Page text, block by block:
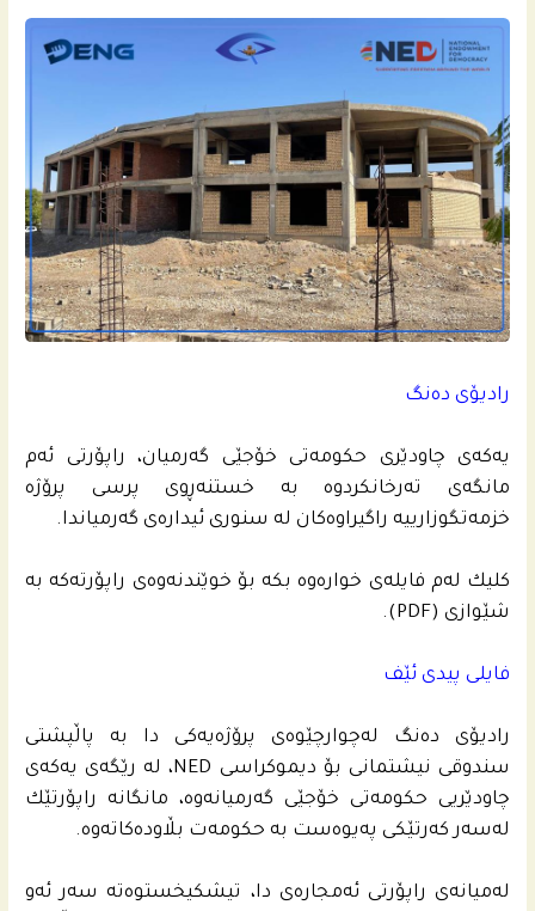
رادیۆی ده‌نگ
یه‌كه‌ى چاودێری حكومه‌تى خۆجێی گه‌رمیان، راپۆرتى ئه‌م
مانگه‌ى ته‌رخانكردوه‌ به‌ خستنه‌ڕوى پرسی پرۆژه‌
خزمه‌تگوزارییه‌ راگیراوه‌كان له‌ سنورى ئیداره‌ى گه‌رمیاندا.
كلیك لەم فایلەی خواره‌وه‌ بكه‌ بۆ خوێندنه‌وه‌ى راپۆرته‌کە به‌
شێوازى (PDF).
فایلی پیدی ئێف
رادیۆی ده‌نگ له‌چوارچێوه‌ى پرۆژه‌یه‌كى دا به‌ پاڵپشتى
سندوقی نیشتمانى بۆ دیموكراسی NED، له‌ رێگه‌ى یه‌كه‌ى
چاودێریی حكومه‌تى خۆجێی گه‌رمیانه‌وه‌، مانگانه‌ راپۆرتێك
له‌سه‌ر كه‌رتێكى په‌یوه‌ست به‌ حكومه‌ت بڵاوده‌كاته‌وه‌.
له‌میانه‌ى راپۆرتى ئه‌مجاره‌ى دا، تیشكیخستوه‌ته‌ سه‌ر ئه‌و